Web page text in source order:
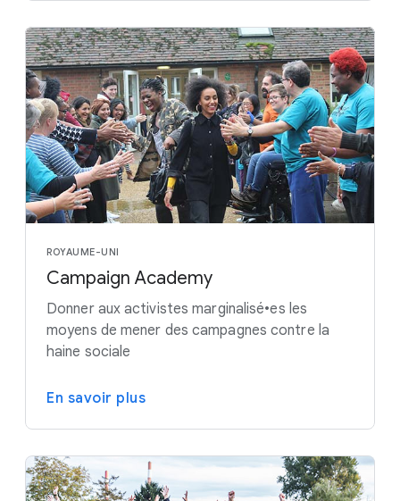
ROYAUME-UNI
Campaign Academy
Donner aux activistes marginalisé•es les
moyens de mener des campagnes contre la
haine sociale
En savoir plus